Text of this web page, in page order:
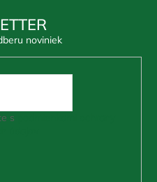
noviniek
s